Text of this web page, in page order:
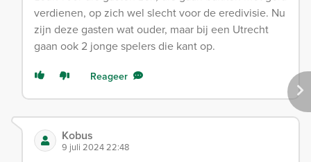
verdienen, op zich wel slecht voor de eredivisie. Nu
zijn deze gasten wat ouder, maar bij een Utrecht
gaan ook 2 jonge spelers die kant op.
Reageer
Kobus
9 juli 2024 22:48